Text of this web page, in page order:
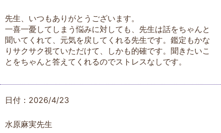
先生、いつもありがとうございます。
一喜一憂してしまう悩みに対しても、先生は話をちゃんと
聞いてくれて、元気を戻してくれる先生です。鑑定もかな
りサクサク視ていただけて、しかも的確です。聞きたいこ
とをちゃんと答えてくれるのでストレスなしです。
日付：2026/4/23
水原麻実先生